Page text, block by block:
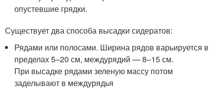
опустевшие грядки.
Существует два способа высадки сидератов:
Рядами или полосами. Ширина рядов варьируется в
пределах 5–20 см, междурядий — 8–15 см.
При высадке рядами зеленую массу потом
заделывают в междурядья